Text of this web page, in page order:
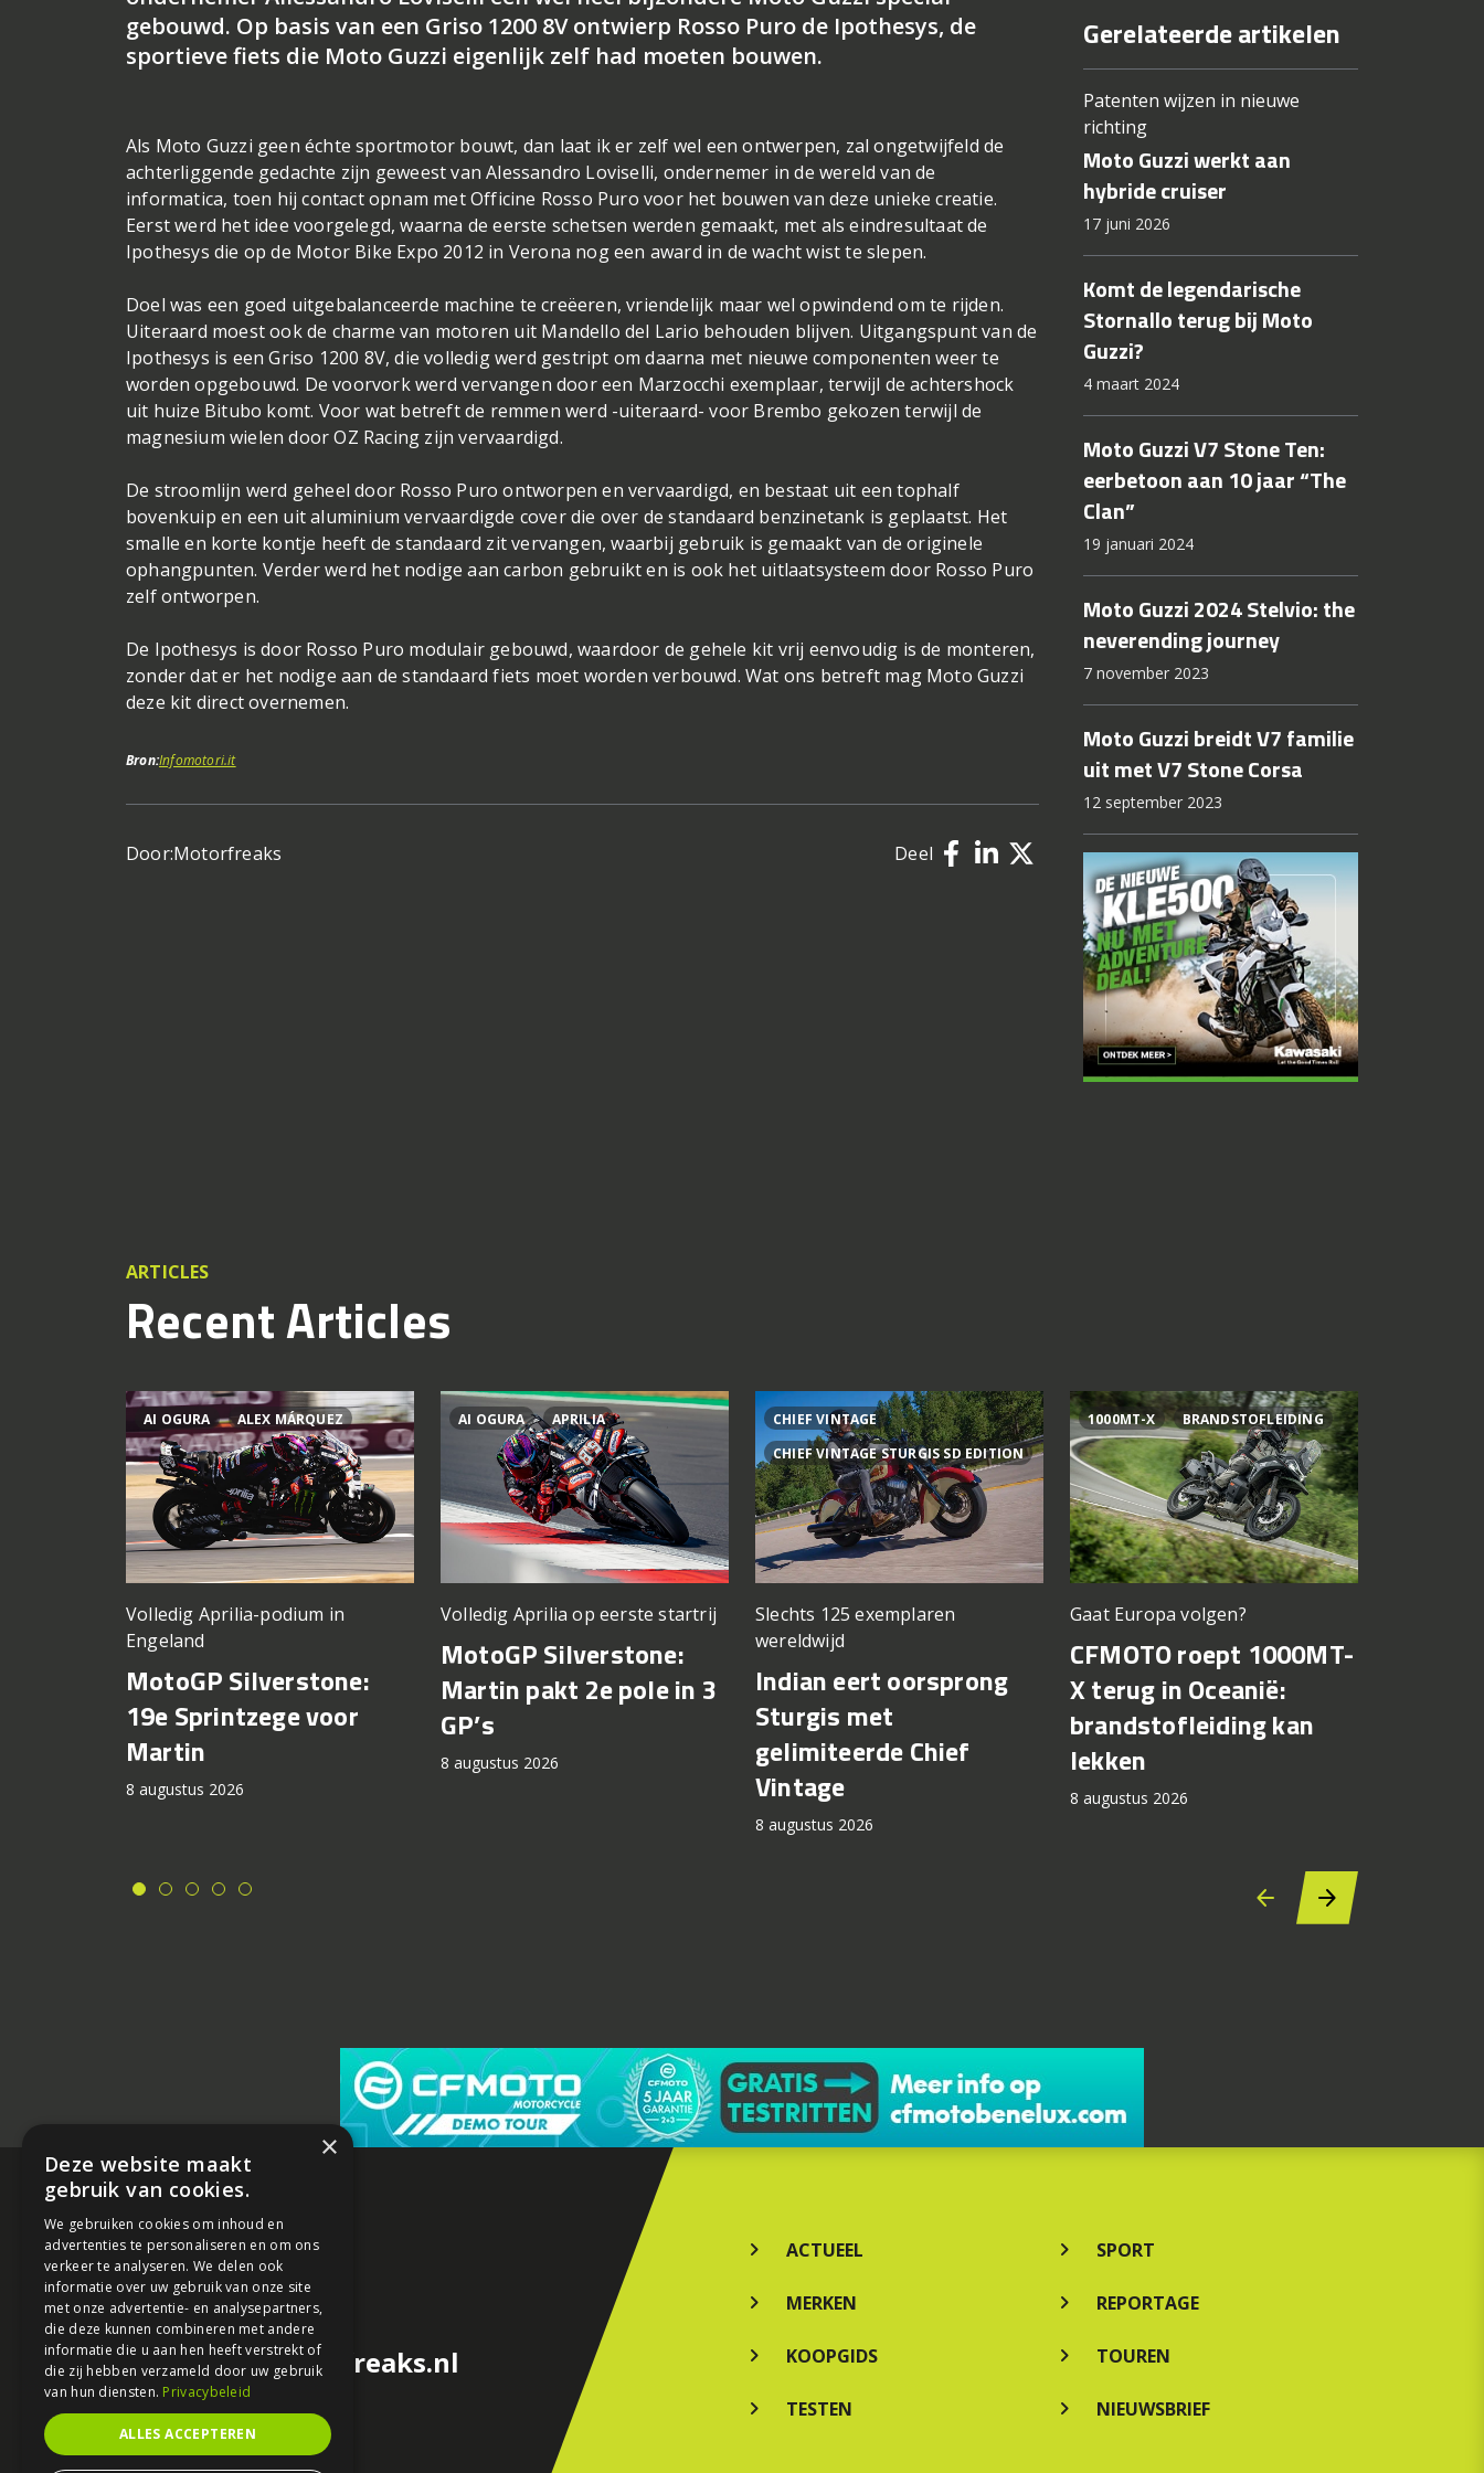
gebouwd. Op basis van een Griso 1200 8V ontwierp Rosso Puro de Ipothesys, de
sportieve fiets die Moto Guzzi eigenlijk zelf had moeten bouwen.
Als Moto Guzzi geen échte sportmotor bouwt, dan laat ik er zelf wel een ontwerpen, zal ongetwijfeld de
achterliggende gedachte zijn geweest van Alessandro Loviselli, ondernemer in de wereld van de
informatica, toen hij contact opnam met Officine Rosso Puro voor het bouwen van deze unieke creatie.
Eerst werd het idee voorgelegd, waarna de eerste schetsen werden gemaakt, met als eindresultaat de
Ipothesys die op de Motor Bike Expo 2012 in Verona nog een award in de wacht wist te slepen.
Doel was een goed uitgebalanceerde machine te creëeren, vriendelijk maar wel opwindend om te rijden.
Uiteraard moest ook de charme van motoren uit Mandello del Lario behouden blijven. Uitgangspunt van de
Ipothesys is een Griso 1200 8V, die volledig werd gestript om daarna met nieuwe componenten weer te
worden opgebouwd. De voorvork werd vervangen door een Marzocchi exemplaar, terwijl de achtershock
uit huize Bitubo komt. Voor wat betreft de remmen werd -uiteraard- voor Brembo gekozen terwijl de
magnesium wielen door OZ Racing zijn vervaardigd.
De stroomlijn werd geheel door Rosso Puro ontworpen en vervaardigd, en bestaat uit een tophalf
bovenkuip en een uit aluminium vervaardigde cover die over de standaard benzinetank is geplaatst. Het
smalle en korte kontje heeft de standaard zit vervangen, waarbij gebruik is gemaakt van de originele
ophangpunten. Verder werd het nodige aan carbon gebruikt en is ook het uitlaatsysteem door Rosso Puro
zelf ontworpen.
De Ipothesys is door Rosso Puro modulair gebouwd, waardoor de gehele kit vrij eenvoudig is de monteren,
zonder dat er het nodige aan de standaard fiets moet worden verbouwd. Wat ons betreft mag Moto Guzzi
deze kit direct overnemen.
Bron:Infomotori.it
Door:Motorfreaks Deel
Gerelateerde artikelen
Patenten wijzen in nieuwe
richting
Moto Guzzi werkt aan
hybride cruiser
17 juni 2026
Komt de legendarische
Stornallo terug bij Moto
Guzzi?
4 maart 2024
Moto Guzzi V7 Stone Ten:
eerbetoon aan 10 jaar “The
Clan”
19 januari 2024
Moto Guzzi 2024 Stelvio: the
neverending journey
7 november 2023
Moto Guzzi breidt V7 familie
uit met V7 Stone Corsa
12 september 2023
ARTICLES
Recent Articles
AI OGURA ALEX MÁRQUEZ
Volledig Aprilia-podium in
Engeland
MotoGP Silverstone:
19e Sprintzege voor
Martin
8 augustus 2026
AI OGURA APRILIA
Volledig Aprilia op eerste startrij
MotoGP Silverstone:
Martin pakt 2e pole in 3
GP’s
8 augustus 2026
CHIEF VINTAGE
CHIEF VINTAGE STURGIS SD EDITION
Slechts 125 exemplaren
wereldwijd
Indian eert oorsprong
Sturgis met
gelimiteerde Chief
Vintage
8 augustus 2026
1000MT-X BRANDSTOFLEIDING
Gaat Europa volgen?
CFMOTO roept 1000MT-
X terug in Oceanië:
brandstofleiding kan
lekken
8 augustus 2026
redactie@motorfreaks.nl
ACTUEEL
MERKEN
KOOPGIDS
TESTEN
SPORT
REPORTAGE
TOUREN
NIEUWSBRIEF
×
Deze website maakt
gebruik van cookies.
We gebruiken cookies om inhoud en
advertenties te personaliseren en om ons
verkeer te analyseren. We delen ook
informatie over uw gebruik van onze site
met onze advertentie- en analysepartners,
die deze kunnen combineren met andere
informatie die u aan hen heeft verstrekt of
die zij hebben verzameld door uw gebruik
van hun diensten. Privacybeleid
ALLES ACCEPTEREN